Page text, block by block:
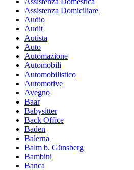
Assistenza Domiciliare
Audio
Audit
Autista
Auto
Automazione
Automobili
Automobilistico
Automotive
Avegno
Baar
Babysitter
Back Office
Baden
Balerna
Balm b. Günsberg
Bambini
Banca